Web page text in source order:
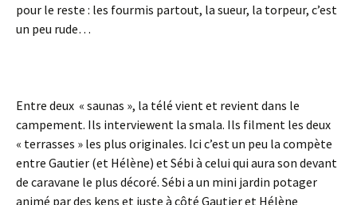
pour le reste : les fourmis partout, la sueur, la torpeur, c’est
un peu rude…
Entre deux « saunas », la télé vient et revient dans le
campement. Ils interviewent la smala. Ils filment les deux
« terrasses » les plus originales. Ici c’est un peu la compète
entre Gautier (et Hélène) et Sébi à celui qui aura son devant
de caravane le plus décoré. Sébi a un mini jardin potager
animé par des kens et juste à côté Gautier et Hélène